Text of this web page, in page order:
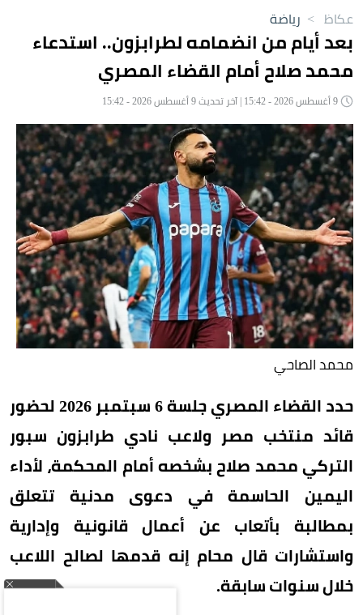
عكاظ > رياضة
بعد أيام من انضمامه لطرابزون.. استدعاء
محمد صلاح أمام القضاء المصري
محمد الصاحي
حدد القضاء المصري جلسة 6 سبتمبر 2026 لحضور
قائد منتخب مصر ولاعب نادي طرابزون سبور
التركي محمد صلاح بشخصه أمام المحكمة، لأداء
اليمين الحاسمة في دعوى مدنية تتعلق
بمطالبة بأتعاب عن أعمال قانونية وإدارية
واستشارات قال محام إنه قدمها لصالح اللاعب
خلال سنوات سابقة.